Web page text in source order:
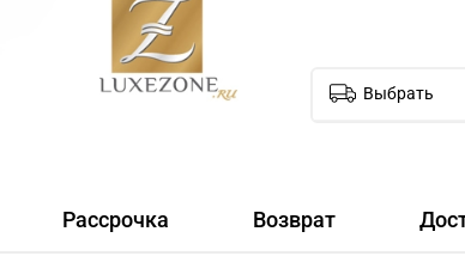
Выбрать
Рассрочка Возврат